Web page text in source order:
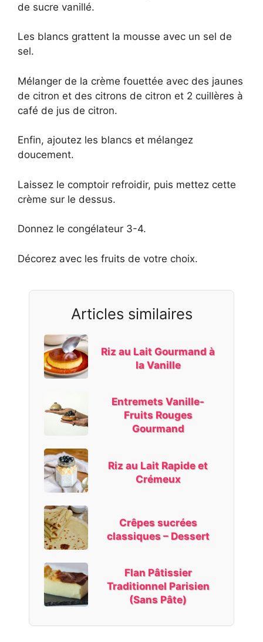
de sucre vanillé.
Les blancs grattent la mousse avec un sel de
sel.
Mélanger de la crème fouettée avec des jaunes
de citron et des citrons de citron et 2 cuillères à
café de jus de citron.
Enfin, ajoutez les blancs et mélangez
doucement.
Laissez le comptoir refroidir, puis mettez cette
crème sur le dessus.
Donnez le congélateur 3-4.
Décorez avec les fruits de votre choix.
Articles similaires
Riz au Lait Gourmand à
la Vanille
Entremets Vanille-
Fruits Rouges
Gourmand
Riz au Lait Rapide et
Crémeux
Crêpes sucrées
classiques – Dessert
Flan Pâtissier
Traditionnel Parisien
(Sans Pâte)